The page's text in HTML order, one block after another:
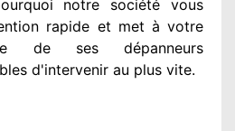
notre société vous
rapide et met à votre
de ses dépanneurs
d'intervenir au plus vite.